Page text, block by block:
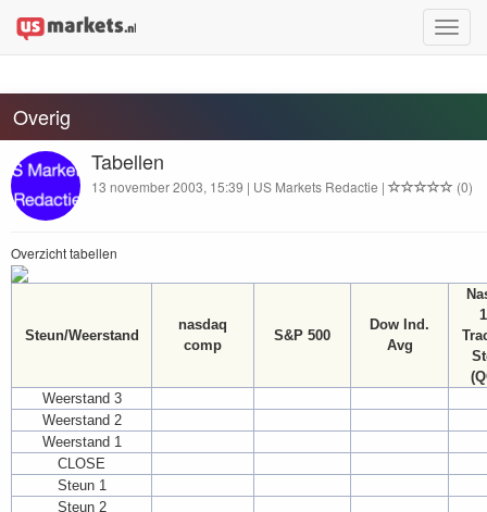
Toggle
Overig
Tabellen
13 november 2003, 15:39 | US Markets Redactie | (0)
Overzicht tabellen
Steun/Weerstand
nasdaq
comp
S&P 500
Dow Ind.
Avg
Weerstand 3
Weerstand 2
Weerstand 1
CLOSE
Steun 1
Steun 2